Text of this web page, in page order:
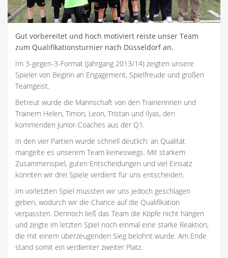
Gut vorbereitet und hoch motiviert reiste unser Team
zum Qualifikationsturnier nach Düsseldorf an.
Im 3-gegen-3-Format (Jahrgang 2013/14) zeigten unsere
Spieler von Beginn an Engagement, Spielfreude und großen
Teamgeist.
Betreut wurde die Mannschaft von den Trainerinnen und
Trainern Helen, Timon, Leon, Tristan und Ilyas, den
kommenden Junior-Coaches aus der Q1.
In den vier Partien wurde schnell deutlich: an Qualität
mangelte es unserem Team keineswegs. Mit starkem
Zusammenspiel, guten Entscheidungen und viel Einsatz
konnten wir drei Spiele verdient für uns entscheiden.
Im vorletzten Spiel mussten wir uns jedoch geschlagen
geben, wodurch wir die Chance auf die Qualifikation
verpassten. Dennoch ließ das Team die Köpfe nicht hängen
und zeigte im letzten Spiel noch einmal eine starke Reaktion,
die mit einem überzeugenden Sieg belohnt wurde. Am Ende
stand somit ein verdienter zweiter Platz.